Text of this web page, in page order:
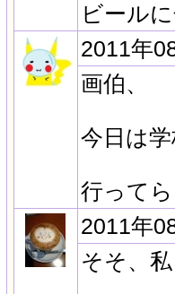
ビール
2011年
画伯、
今日は
行って
2011年
そそ、